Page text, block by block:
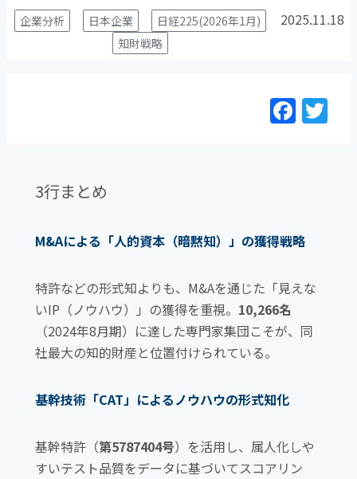
企業分析 日本企業
日経225(2026年1月)
知財戦略
2025.11.18
F
a
k
3行まとめ
M&Aによる「人的資本（暗黙知）」の獲得戦略
特許などの形式知よりも、M&Aを通じた「見えな
いIP（ノウハウ）」の獲得を重視。 10,266名
（2024年8月期）に達した専門家集団こそが、同
社最大の知的財産と位置付けられている。
基幹技術「CAT」によるノウハウの形式知化
基幹特許（第5787404号）を活用し、属人化しや
すいテスト品質をデータに基づいてスコアリン